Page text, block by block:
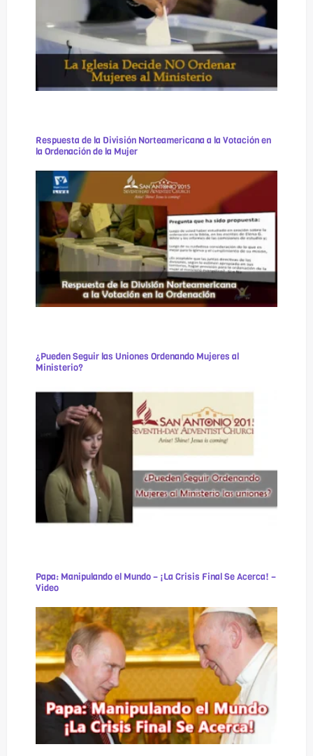
Respuesta de la División Norteamericana a la Votación en
la Ordenación de la Mujer
¿Pueden Seguir las Uniones Ordenando Mujeres al
Ministerio?
Papa: Manipulando el Mundo – ¡La Crisis Final Se Acerca! –
Video